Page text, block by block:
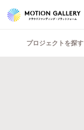
プロジェクトを探す